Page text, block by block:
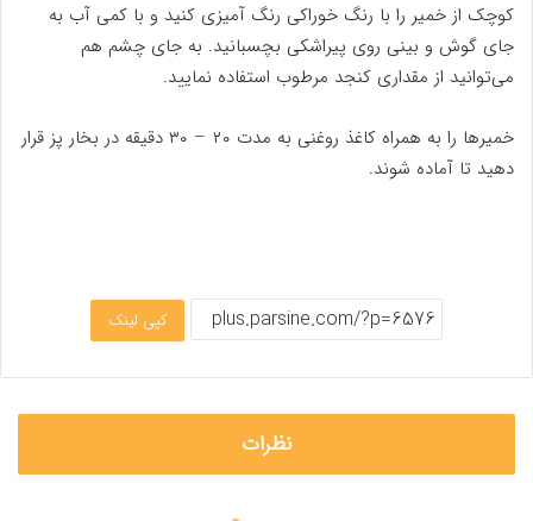
کوچک از خمیر را با رنگ خوراکی رنگ آمیزی کنید و با کمی آب به
جای گوش و بینی روی پیراشکی بچسبانید. به جای چشم هم
می‌توانید از مقداری کنجد مرطوب استفاده نمایید.
خمیر‌ها را به همراه کاغذ روغنی به مدت ۲۰ – ۳۰ دقیقه در بخار پز قرار
دهید تا آماده شوند.
کپی لینک
نظرات